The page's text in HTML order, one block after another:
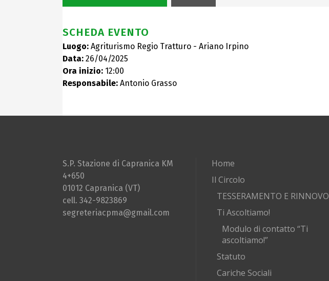
SCHEDA EVENTO
Luogo: Agriturismo Regio Tratturo - Ariano Irpino
Data: 26/04/2025
Ora inizio: 12:00
Responsabile: Antonio Grasso
S.P. Stazione di Capranica KM
4+650
01012 Capranica (VT)
cell. 342-9823869
segreteriacpma@gmail.com
Home
Il Circolo
TESSERAMENTO E RINNOVO
Ti Ascoltiamo!
Modulo di contatto “Ti
ascoltiamo!”
Statuto
Cariche Sociali